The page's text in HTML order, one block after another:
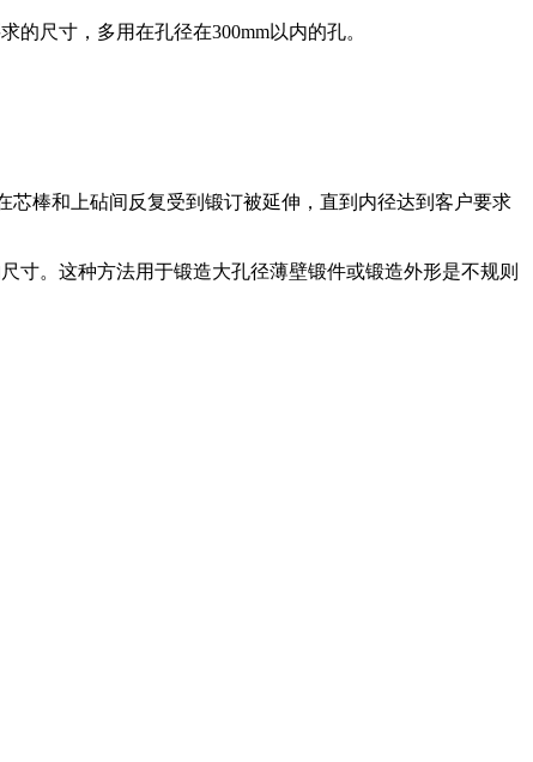
尺寸，多用在孔径在300mm以内的孔。
棒和上砧间反复受到锻订被延伸，直到内径达到客户要求
寸。这种方法用于锻造大孔径薄壁锻件或锻造外形是不规则